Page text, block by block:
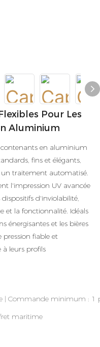
Pour Les
Aluminium
en aluminium
fins et élégants,
traitement automatisé.
l'impression UV avancée
d'inviolabilité,
et la fonctionnalité. Idéals
énergisantes et les bières
pression fiable et
à leurs profils
| Commande minimum : 1
maritime